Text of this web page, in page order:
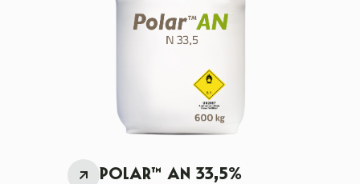
POLAR™ AN 33,5%